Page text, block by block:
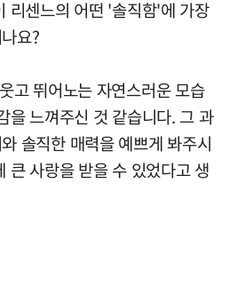
리센느의 어떤 '솔직함'에 가장
요?
고 뛰어노는 자연스러운 모습
을 느껴주신 것 같습니다. 그 과
솔직한 매력을 예쁘게 봐주시
큰 사랑을 받을 수 있었다고 생